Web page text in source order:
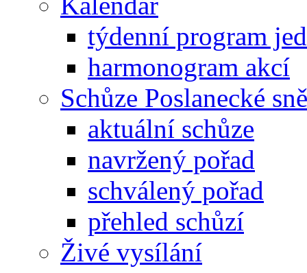
týdenní program
harmonogram akcí
Schůze Poslanecké
aktuální schůze
navržený pořad
schválený pořad
přehled schůzí
Živé vysílání